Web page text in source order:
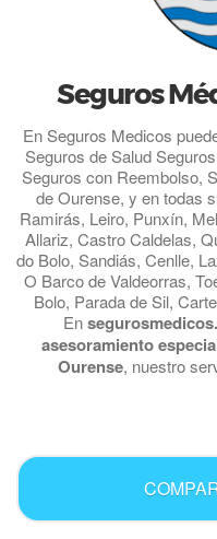
Seguros
En Seguros Medicos
Seguros de Salud
Seguros con Reembolso,
de Ourense, y en todas
Ramirás, Leiro, Punxín,
Allariz, Castro Caldelas,
do Bolo, Sandiás, Cenlle,
O Barco de Valdeorras,
Bolo, Parada de Sil,
En
asesoramiento
Ourense, nuestro